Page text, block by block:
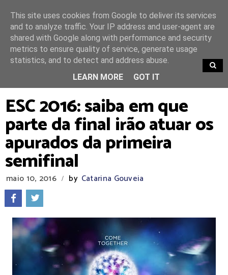
TRENDING
ESC 2016: saiba em que
parte da final irão atuar os
apurados da primeira
semifinal
maio 10, 2016 / by Catarina Gouveia
This site uses cookies from Google to deliver its services
and to analyze traffic. Your IP address and user-agent are
shared with Google along with performance and security
metrics to ensure quality of service, generate usage
statistics, and to detect and address abuse.
LEARN MORE
GOT IT